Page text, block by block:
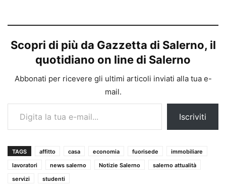
Scopri di più da Gazzetta di Salerno, il
quotidiano on line di Salerno
Abbonati per ricevere gli ultimi articoli inviati alla tua e-
mail.
Digita la tua e-mail...
Iscriviti
TAGS affitto casa economia fuorisede
immobiliare
lavoratori
news salerno Notizie Salerno
salerno attualità
servizi
studenti